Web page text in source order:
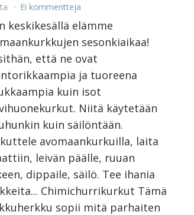
Ei kommentteja
keskikesällä elämme
sesonkiaikaa!
että ne ovat
ja tuoreena
kuin isot
Niitä käytetään
kuin säilöntään.
avomaankurkuilla, laita
leivän päälle, ruuan
dippaile, säilö. Tee ihania
Chimichurrikurkut Tämä
sopii mitä parhaiten